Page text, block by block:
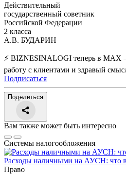
Действительный
государственный советник
Российской Федерации
2 класса
А.В. БУДАРИН
⚡ BIZNESINALOGI теперь в MAX
работу с клиентами и здравый
Подписаться
Поделиться
Вам также может быть интересно
Системы налогообложения
Расходы наличными на АУСН: что
Право